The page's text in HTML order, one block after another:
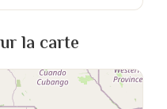
la carte